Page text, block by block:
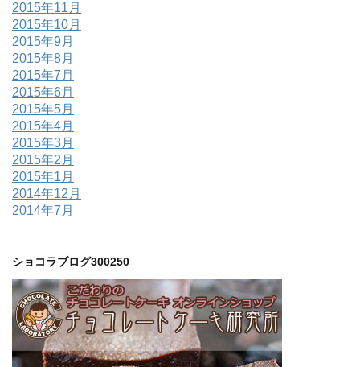
2015年11月
2015年10月
2015年9月
2015年8月
2015年7月
2015年6月
2015年5月
2015年4月
2015年3月
2015年2月
2015年1月
2014年12月
2014年7月
ショコラブログ300250